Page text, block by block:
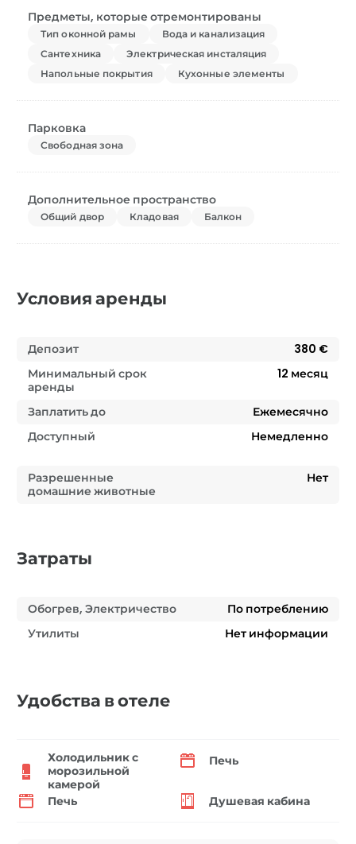
Предметы, которые отремонтированы
Тип оконной рамы
Вода и канализация
Сантехника
Электрическая инсталяция
Напольные покрытия
Кухонные элементы
Парковка
Свободная зона
Дополнительное пространство
Общий двор Кладовая Балкон
Условия аренды
Депозит
380 €
Минимальный срок
аренды
12 месяц
Заплатить до
Ежемесячно
Доступный
Немедленно
Разрешенные
домашние животные
Нет
Затраты
Обогрев, Электричество
По потреблению
Утилиты
Нет информации
Удобства в отеле
Холодильник с
морозильной
камерой
Печь
Печь Душевая кабина